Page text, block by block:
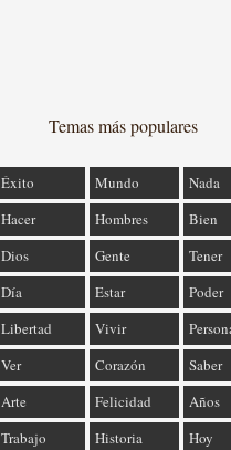
Temas más populares
Éxito Mundo
Nada
Hacer Hombres
Bien
Dios Gente
Tener
Día Estar
Poder
Libertad Vivir
Ver Corazón
Saber
Arte Felicidad
Años
Trabajo Historia Hoy